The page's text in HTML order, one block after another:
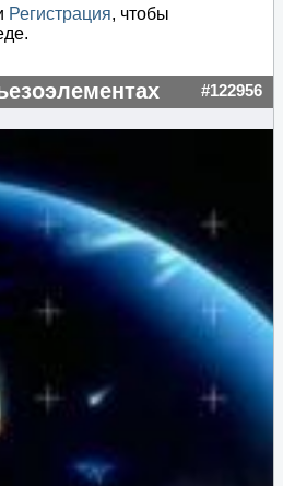
Регистрация, чтобы
#122956